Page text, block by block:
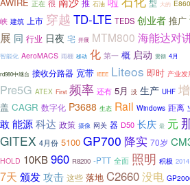
正在 很 推 石油 型 大的
峡 建筑 上市 穿越 TD-LTE TEDS 创业者 推广
展 同 行业 日夜 宅 开展 MTM800 海能达对
智能化 AeroMACS 雨棚 移动 化 第一 概 启动 贯彻 4月
rd980中继台 接收分路器 宽带 IEEE Liteos 即时 产业发
Pre5G ATEX First 频率 还有 5月 没 生产 UHF 增
盖 CAGR 数字化 P3688 生态 Rail Windows 距离
敢 能源科达 政策 摄像 网关 器 D50 长庆 最 元
GITEX 4月份 5100 GP700 降实 70岁
HOLD 10KB960 R8200 -PTT 全面 照明 积极 2014
7天 颁发攻击 这些 落地 C2660没电